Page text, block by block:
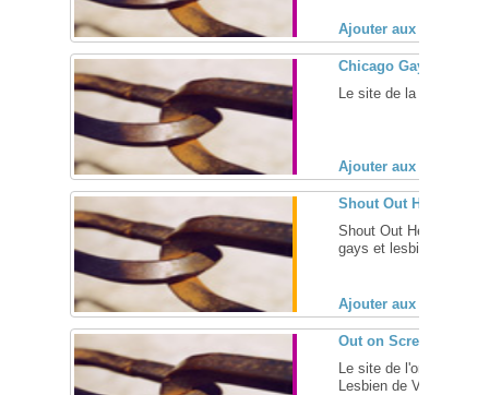
Ajouter aux favoris
Chicago Gay Men's
Le site de la chorale
Ajouter aux favoris
Shout Out Health, la
Shout Out Health, le
gays et lesbiennes ... [
Ajouter aux favoris
Out on Screen,
Le site de
Lesbien de